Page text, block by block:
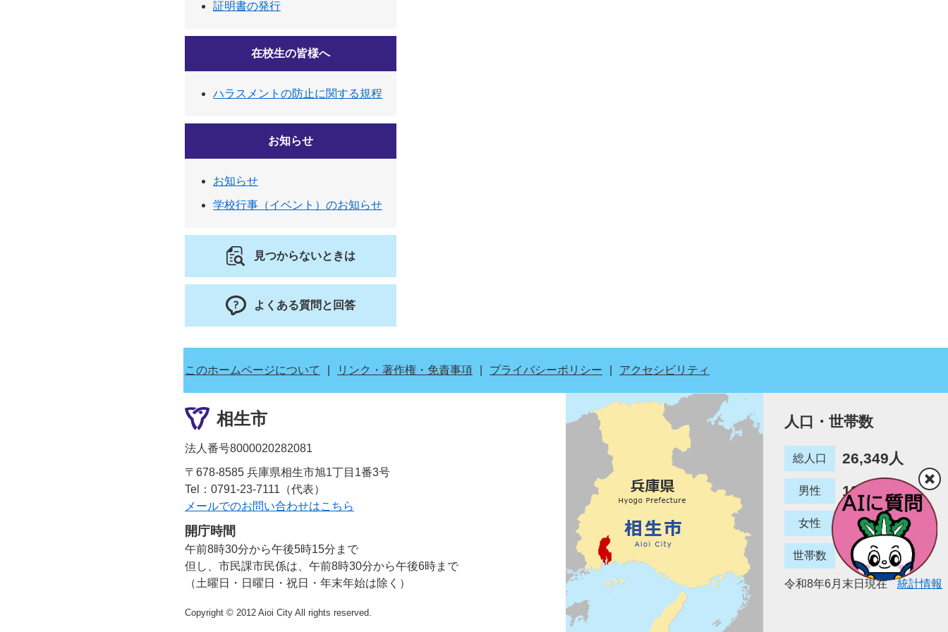
証明書の発行
在校生の皆様へ
ハラスメントの防止に関する規程
お知らせ
お知らせ
学校行事（イベント）のお知らせ
見つからないときは
よくある質問と回答
このホームページについて リンク・著作権・免責事項 プライバシーポリシー アクセシビリティ
相生市
法人番号8000020282081
〒678-8585 兵庫県相生市旭1丁目1番3号
Tel：0791-23-7111（代表）
メールでのお問い合わせはこちら
開庁時間
午前8時30分から午後5時15分まで
但し、市民課市民係は、午前8時30分から午後6時まで
（土曜日・日曜日・祝日・年末年始は除く）
Copyright © 2012 Aioi City All rights reserved.
人口・世帯数
総人口 26,349人
男性 12,780人
女性 13,569人
世帯数 12,887世帯
令和8年6月末日現在 統計情報